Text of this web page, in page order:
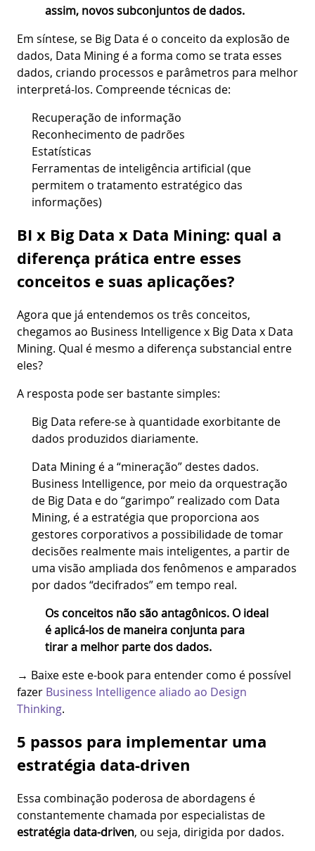
assim, novos subconjuntos de dados.
Em síntese, se Big Data é o conceito da explosão de
dados, Data Mining é a forma como se trata esses
dados, criando processos e parâmetros para melhor
interpretá-los. Compreende técnicas de:
Recuperação de informação
Reconhecimento de padrões
Estatísticas
Ferramentas de inteligência artificial (que
permitem o tratamento estratégico das
informações)
BI x Big Data x Data Mining: qual a
diferença prática entre esses
conceitos e suas aplicações?
Agora que já entendemos os três conceitos,
chegamos ao Business Intelligence x Big Data x Data
Mining. Qual é mesmo a diferença substancial entre
eles?
A resposta pode ser bastante simples:
Big Data refere-se à quantidade exorbitante de
dados produzidos diariamente.
Data Mining é a “mineração” destes dados.
Business Intelligence, por meio da orquestração
de Big Data e do “garimpo” realizado com Data
Mining, é a estratégia que proporciona aos
gestores corporativos a possibilidade de tomar
decisões realmente mais inteligentes, a partir de
uma visão ampliada dos fenômenos e amparados
por dados “decifrados” em tempo real.
Os conceitos não são antagônicos. O ideal
é aplicá-los de maneira conjunta para
tirar a melhor parte dos dados.
→ Baixe este e-book para entender como é possível
fazer Business Intelligence aliado ao Design
Thinking.
5 passos para implementar uma
estratégia data-driven
Essa combinação poderosa de abordagens é
constantemente chamada por especialistas de
estratégia data-driven, ou seja, dirigida por dados.